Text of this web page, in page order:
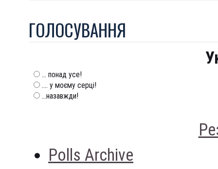
ГОЛОСУВАННЯ
... понад усе!
.... у моєму серці!
...назавжди!
Polls Archive